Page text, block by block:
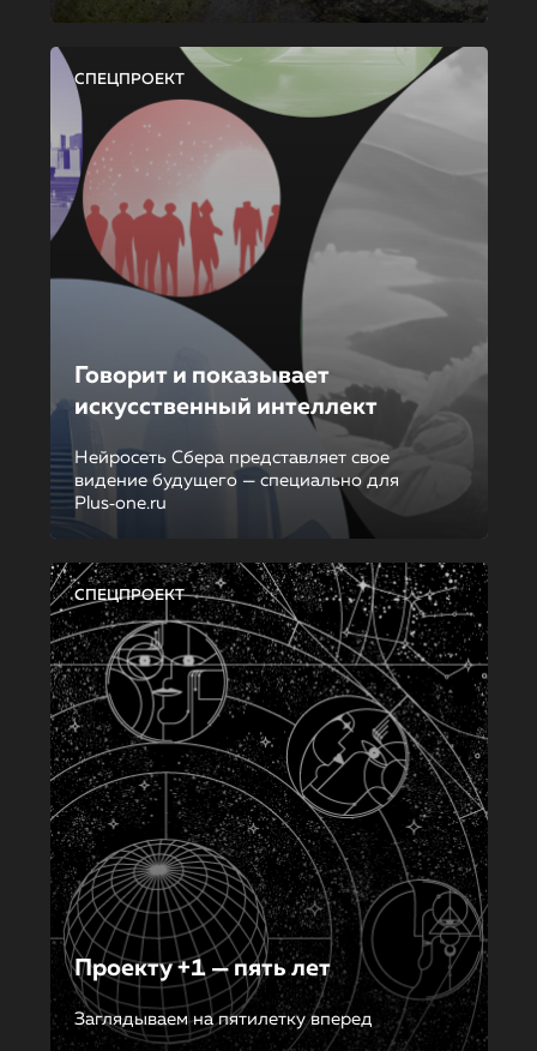
СПЕЦПРОЕКТ
Говорит и показывает
искусственный интеллект
Нейросеть Сбера представляет свое
видение будущего — специально для
Plus‑one.ru
СПЕЦПРОЕКТ
Проекту +1 — пять лет
Заглядываем на пятилетку вперед